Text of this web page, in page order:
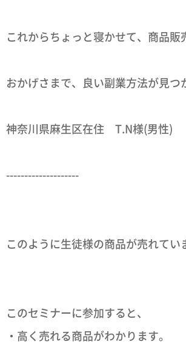
これからちょっと寝かせて、商品販
おかげさまで、良い副業方法が見つ
神奈川県麻生区在住 T.N様(男性)
--------------------
このように生徒様の商品が売れてい
このセミナーに参加すると、
・高く売れる商品がわかります。